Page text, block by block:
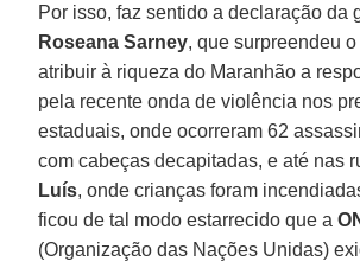
Por isso, faz sentido a declaração da
Roseana Sarney, que surpreendeu
atribuir à riqueza do Maranhão a
pela recente onda de violência nos
estaduais, onde ocorreram 62
com cabeças decapitadas, e até nas
Luís, onde crianças foram
ficou de tal modo estarrecido que a
(Organização das Nações Unidas)